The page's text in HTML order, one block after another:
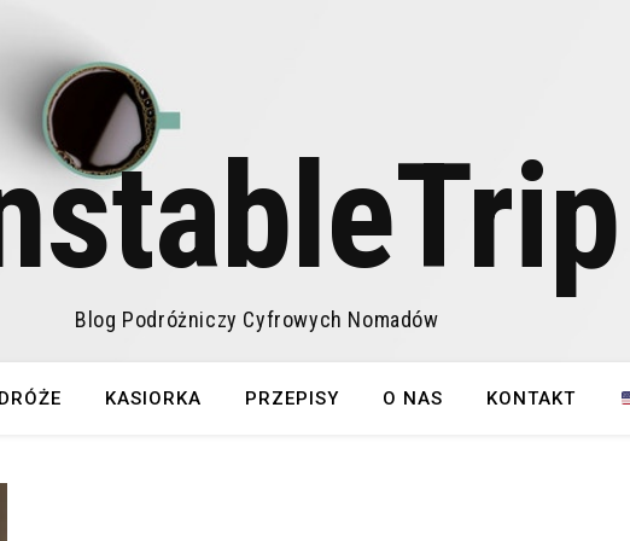
Blog Podróżniczy Cyfrowych Nomadów
KASIORKA PRZEPISY O NAS KONTAKT